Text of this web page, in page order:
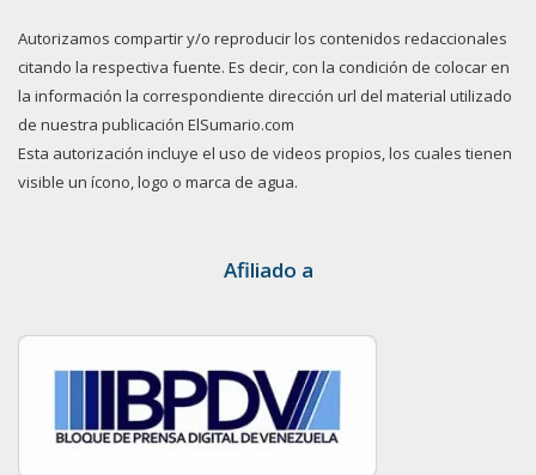
Autorizamos compartir y/o reproducir los contenidos redaccionales
citando la respectiva fuente. Es decir, con la condición de colocar en
la información la correspondiente dirección url del material utilizado
de nuestra publicación ElSumario.com
Esta autorización incluye el uso de videos propios, los cuales tienen
visible un ícono, logo o marca de agua.
Afiliado a